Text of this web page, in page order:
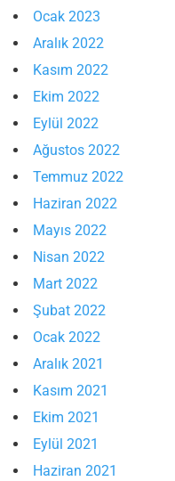
Ocak 2023
Aralık 2022
Kasım 2022
Ekim 2022
Eylül 2022
Ağustos 2022
Temmuz 2022
Haziran 2022
Mayıs 2022
Nisan 2022
Mart 2022
Şubat 2022
Ocak 2022
Aralık 2021
Kasım 2021
Ekim 2021
Eylül 2021
Haziran 2021